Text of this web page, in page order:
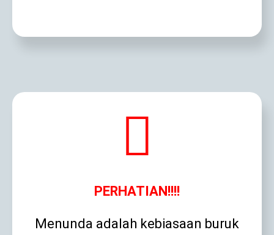
PERHATIAN!!!!
Menunda adalah kebiasaan buruk